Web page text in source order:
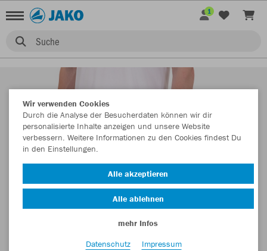
Suche
1
Wir verwenden Cookies
Durch die Analyse der Besucherdaten können wir dir
personalisierte Inhalte anzeigen und unsere Website
verbessern. Weitere Informationen zu den Cookies findest Du
in den Einstellungen.
Alle akzeptieren
Alle ablehnen
mehr Infos
Datenschutz
Impressum